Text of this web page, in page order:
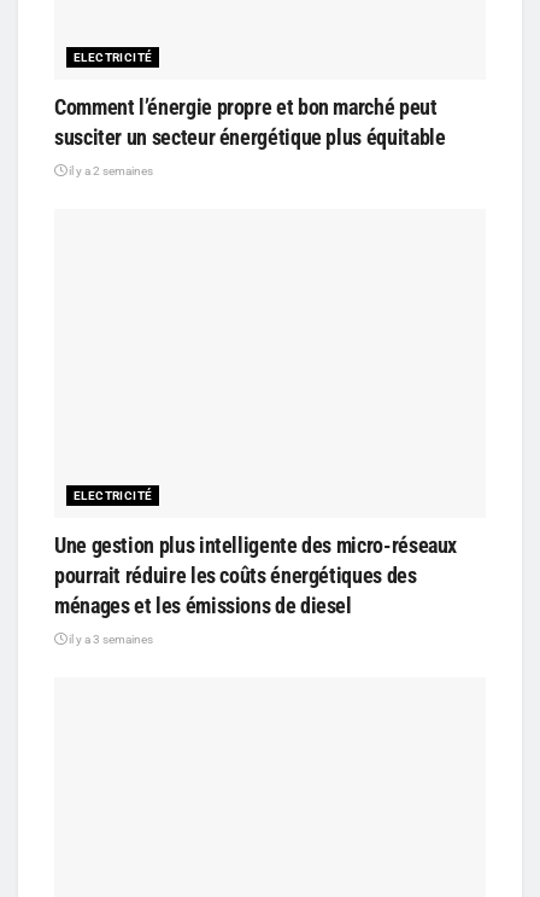
ELECTRICITÉ
Comment l’énergie propre et bon marché peut
susciter un secteur énergétique plus équitable
il y a 2 semaines
ELECTRICITÉ
Une gestion plus intelligente des micro-réseaux
pourrait réduire les coûts énergétiques des
ménages et les émissions de diesel
il y a 3 semaines